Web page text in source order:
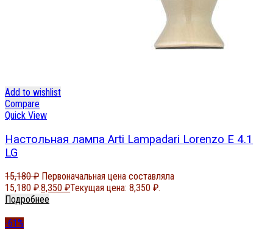
Add to wishlist
Compare
Quick View
Настольная лампа Arti Lampadari Lorenzo E 4.1
LG
15,180₽ Первоначальная цена составляла
15,180 ₽.8,350 ₽Текущая цена: 8,350 ₽.
Подробнее
-61%